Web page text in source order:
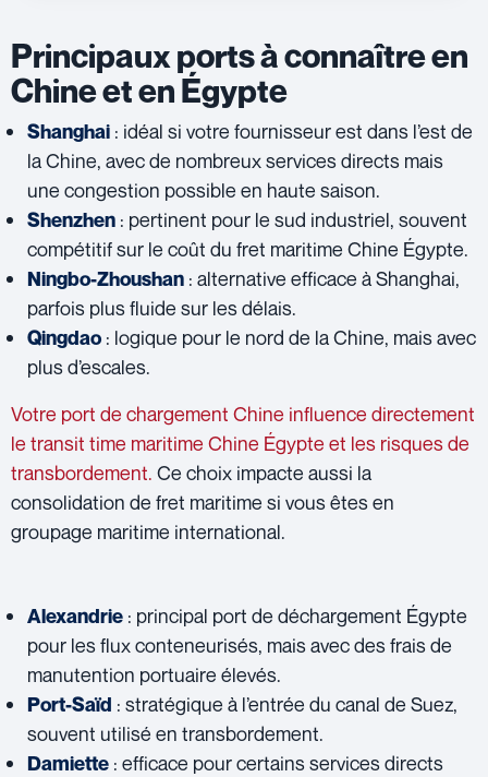
Principaux ports à connaître en
Chine et en Égypte
Shanghai : idéal si votre fournisseur est dans l’est de
la Chine, avec de nombreux services directs mais
une congestion possible en haute saison.
Shenzhen : pertinent pour le sud industriel, souvent
compétitif sur le coût du fret maritime Chine Égypte.
Ningbo-Zhoushan : alternative efficace à Shanghai,
parfois plus fluide sur les délais.
Qingdao : logique pour le nord de la Chine, mais avec
plus d’escales.
Votre port de chargement Chine influence directement
le transit time maritime Chine Égypte et les risques de
transbordement. Ce choix impacte aussi la
consolidation de fret maritime si vous êtes en
groupage maritime international.
Alexandrie : principal port de déchargement Égypte
pour les flux conteneurisés, mais avec des frais de
manutention portuaire élevés.
Port-Saïd : stratégique à l’entrée du canal de Suez,
souvent utilisé en transbordement.
Damiette : efficace pour certains services directs